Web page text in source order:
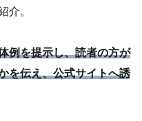
介。
例を提示し、読者の方が
を伝え、公式サイトへ誘